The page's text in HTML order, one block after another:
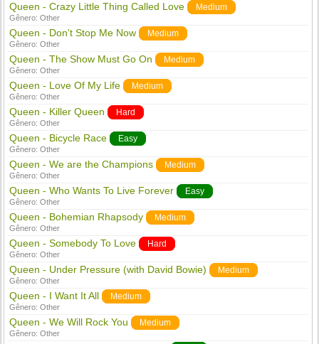
Queen - Crazy Little Thing Called Love Medium
Gênero:Other
Queen - Don't Stop Me Now Medium
Gênero:Other
Queen - The Show Must Go On Medium
Gênero:Other
Queen - Love Of My Life Medium
Gênero:Other
Queen - Killer Queen Hard
Gênero:Other
Queen - Bicycle Race Easy
Gênero:Other
Queen - We are the Champions Medium
Gênero:Other
Queen - Who Wants To Live Forever Easy
Gênero:Other
Queen - Bohemian Rhapsody Medium
Gênero:Other
Queen - Somebody To Love Hard
Gênero:Other
Queen - Under Pressure (with David Bowie) Medium
Gênero:Other
Queen - I Want It All Medium
Gênero:Other
Queen - We Will Rock You Medium
Gênero:Other